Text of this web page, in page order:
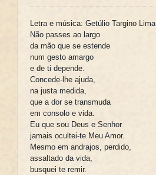
Letra e música: Getúlio Targino Lima
Não passes ao largo
da mão que se estende
num gesto amargo
e de ti depende.
Concede-lhe ajuda,
na justa medida,
que a dor se transmuda
em consolo e vida.
Eu que sou Deus e Senhor
jamais ocultei-te Meu Amor.
Mesmo em andrajos, perdido,
assaltado da vida,
busquei te remir.